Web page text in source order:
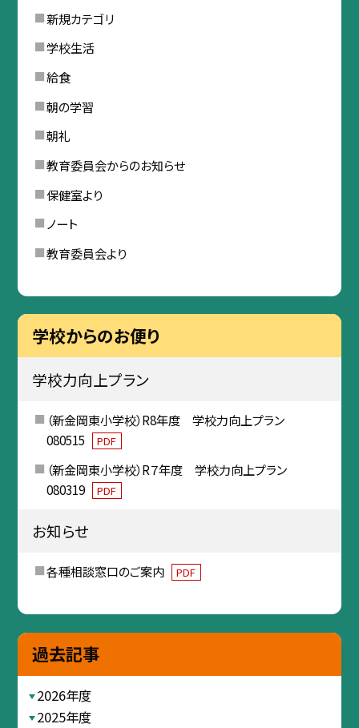
新規カテゴリ
学校生活
給食
朝の学習
朝礼
教育委員会からのお知らせ
保健室より
ノート
教育委員会より
学校からのお便り
学校力向上プラン
（新金岡東小学校）R8年度 学校力向上プラン
080515
PDF
（新金岡東小学校）R７年度 学校力向上プラン
080319
PDF
お知らせ
各種相談窓口のご案内 PDF
過去記事
2026年度
2025年度